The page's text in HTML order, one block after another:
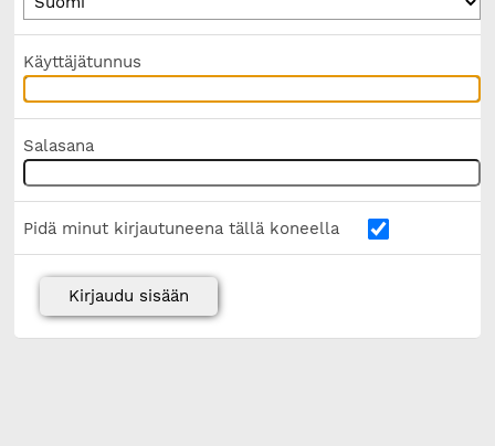
Käyttäjätunnus
Salasana
Pidä minut kirjautuneena tällä koneella